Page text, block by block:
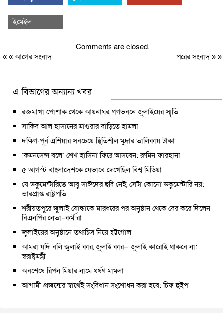
ইমেইল
Comments are closed.
« «আগের সংবাদ পরের সংবাদ» »
এ বিভাগের অন্যান্য খবর
রক্তমাখা পোশাক থেকে আয়নাঘর, গণভবনে জুলাইয়ের স্মৃতি
সাকিব আল হাসানের মাগুরার বাড়িতে হামলা
দক্ষিণ-পূর্ব এশিয়ার সবচেয়ে স্থিতিশীল মুদ্রার তালিকায় টাকা
‘কমনসেন্স বলে’ শেখ হাসিনা ফিরে আসবেন: রুমিন ফারহানা
৫ আগস্ট বাংলাদেশকে যেভাবে দেখেছিল বিশ্ব মিডিয়া
যে ডকুমেন্টারিতে আবু সাঈদের ছবি নেই, সেটা কোনো ডকুমেন্টারি নয়:
ভারপ্রাপ্ত রাষ্ট্রপতি
শরীয়তপুরে জুলাই যোদ্ধাকে মারধরের পর অনুষ্ঠান থেকে বের করে দিলেন
বিএনপির নেতা–কর্মীরা
জুলাইয়ের অনুষ্ঠানে তথ্যচিত্র নিয়ে হট্টগোল
আমরা যদি বলি জুলাই কার, জুলাই কার— জুলাই কারোই থাকবে না:
স্বরাষ্ট্রমন্ত্রী
অবশেষে রিপন মিয়ার নামে ধর্ষণ মামলা
আগামী প্রজন্মের স্বার্থেই সংবিধান সংশোধন করা হবে: চিফ হুইপ